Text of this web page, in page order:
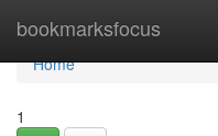
bookmarksfocus
Home
Home
1